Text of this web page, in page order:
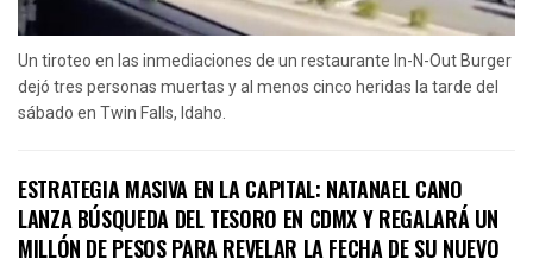
Un tiroteo en las inmediaciones de un restaurante In-N-Out Burger
dejó tres personas muertas y al menos cinco heridas la tarde del
sábado en Twin Falls, Idaho.
ESTRATEGIA MASIVA EN LA CAPITAL: NATANAEL CANO
LANZA BÚSQUEDA DEL TESORO EN CDMX Y REGALARÁ UN
MILLÓN DE PESOS PARA REVELAR LA FECHA DE SU NUEVO